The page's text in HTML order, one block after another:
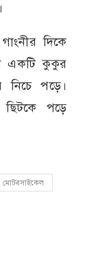
দিকে
একটি কুকুর
নিচে পড়ে।
পড়ে
মোটরসাইকেল